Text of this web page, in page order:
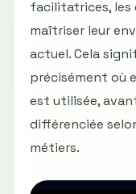
facilitatrices,
maîtriser leur
actuel. Cela
précisément où
est utilisée,
différenciée
métiers.